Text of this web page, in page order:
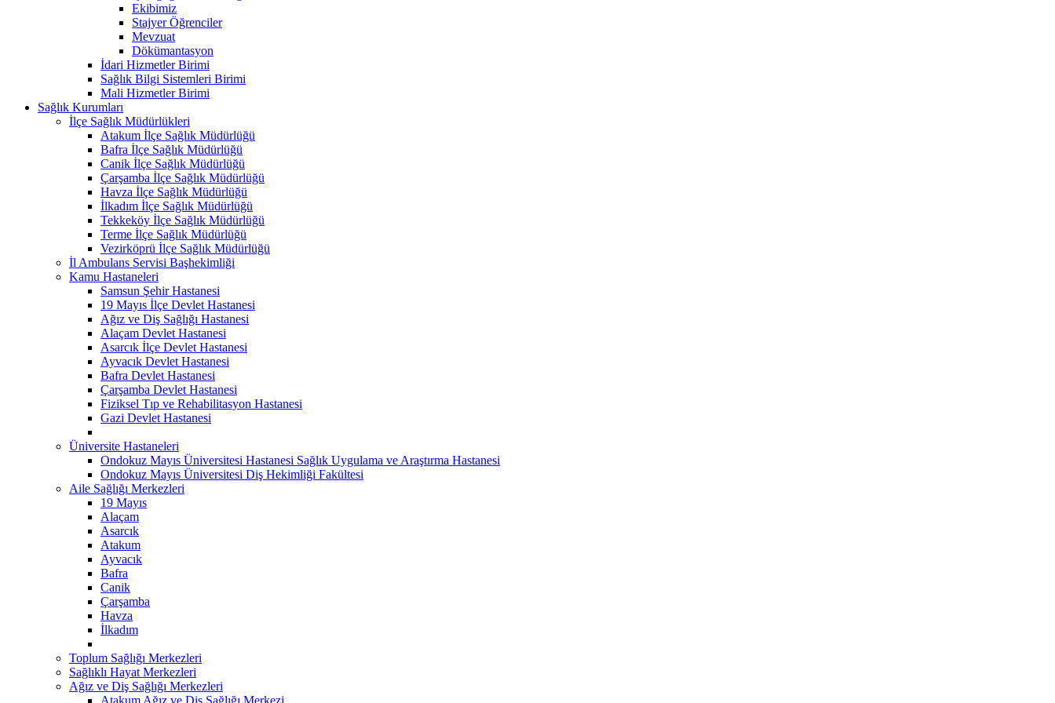
Ekibimiz
Stajyer Öğrenciler
Mevzuat
Dökümantasyon
İdari Hizmetler Birimi
Sağlık Bilgi Sistemleri Birimi
Mali Hizmetler Birimi
Sağlık Kurumları
İlçe Sağlık Müdürlükleri
Atakum İlçe Sağlık Müdürlüğü
Bafra İlçe Sağlık Müdürlüğü
Canik İlçe Sağlık Müdürlüğü
Çarşamba İlçe Sağlık Müdürlüğü
Havza İlçe Sağlık Müdürlüğü
İlkadım İlçe Sağlık Müdürlüğü
Tekkeköy İlçe Sağlık Müdürlüğü
Terme İlçe Sağlık Müdürlüğü
Vezirköprü İlçe Sağlık Müdürlüğü
İl Ambulans Servisi Başhekimliği
Kamu Hastaneleri
Samsun Şehir Hastanesi
19 Mayıs İlçe Devlet Hastanesi
Ağız ve Diş Sağlığı Hastanesi
Alaçam Devlet Hastanesi
Asarcık İlçe Devlet Hastanesi
Ayvacık Devlet Hastanesi
Bafra Devlet Hastanesi
Çarşamba Devlet Hastanesi
Fiziksel Tıp ve Rehabilitasyon Hastanesi
Gazi Devlet Hastanesi
Üniversite Hastaneleri
Ondokuz Mayıs Üniversitesi Hastanesi Sağlık Uygulama ve Araştırma Hastanesi
Ondokuz Mayıs Üniversitesi Diş Hekimliği Fakültesi
Aile Sağlığı Merkezleri
19 Mayıs
Alaçam
Asarcık
Atakum
Ayvacık
Bafra
Canik
Çarşamba
Havza
İlkadım
Toplum Sağlığı Merkezleri
Sağlıklı Hayat Merkezleri
Ağız ve Diş Sağlığı Merkezleri
Atakum Ağız ve Diş Sağlığı Merkezi